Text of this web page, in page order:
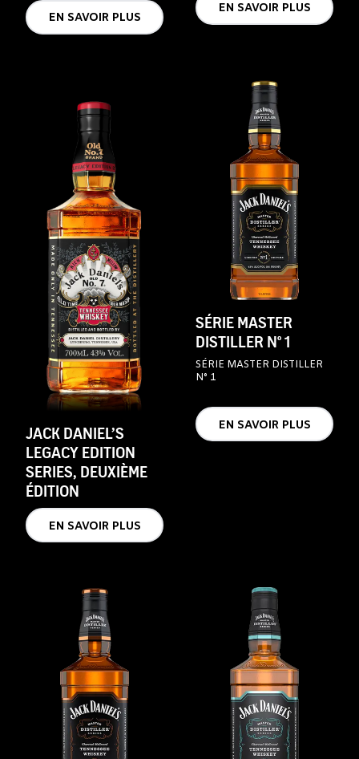
EN SAVOIR PLUS
EN SAVOIR PLUS
JACK DANIEL’S
LEGACY EDITION
SERIES, DEUXIÈME
ÉDITION
EN SAVOIR PLUS
SÉRIE MASTER
DISTILLER N° 1
SÉRIE MASTER DISTILLER
N° 1
EN SAVOIR PLUS